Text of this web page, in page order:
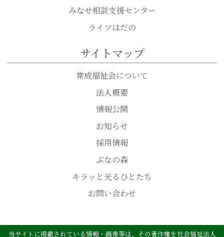
みなせ相談支援センター
ライツはだの
サイトマップ
常成福祉会について
法人概要
情報公開
お知らせ
採用情報
ぶなの森
キラッと光るひとたち
お問い合わせ
当サイトに掲載されている情報・画像等は、その著作権を社会福祉法人